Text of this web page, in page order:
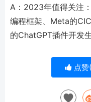
A：2023年值得关注
编程框架、Meta的
的ChatGPT插件开发生
点赞(